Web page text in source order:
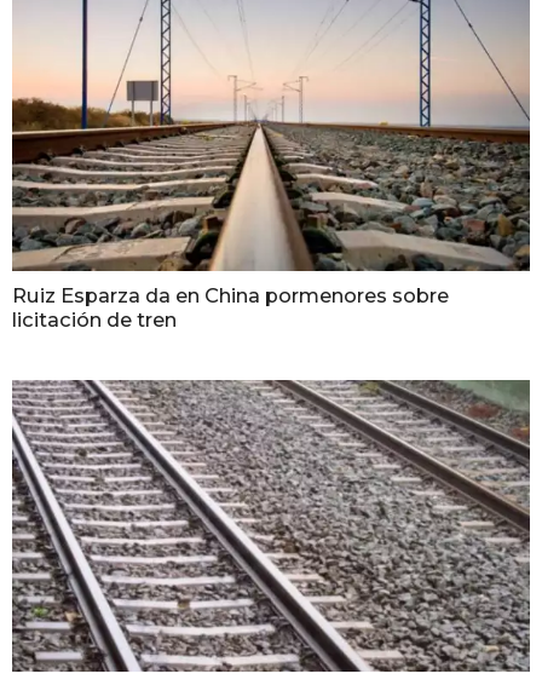
Ruiz Esparza da en China pormenores sobre
licitación de tren